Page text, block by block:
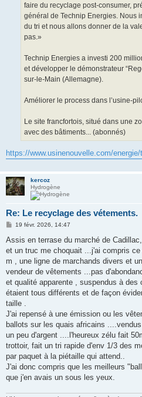
faire du recyclage post-consumer,
général de Technip Energies. Nous
du tri et nous allons donner de la
pas.»
Technip Energies a investi 200
et développer le démonstrateur
sur-le-Main (Allemagne).
Améliorer le process dans l’usine-
Le site francfortois, situé dans une
avec des bâtiments... (abonnés)
https://www.usinenouvelle.com/
kercoz
Hydrogène
Re: Le recyclage des vétements.
M
s
a
e
19 févr. 2026, 14:47
Assis en terrase du marché de
et un truc me choquait ...j'ai compris
m , une ligne de marchands divers et
vendeur de vêtements ...pas
et qualité apparente , suspendus à
étaient tous différents et de façon
taille .
J'ai repensé à une émission ou les
ballots sur les quais africains
un peu d'argent ....l'heureux zélu fait
trottoir, fait un tri rapide d'env 1/3 des
par paquet à la piétaille qui attend..
J'ai donc compris que les meilleurs
que j'en avais un sous les yeux.